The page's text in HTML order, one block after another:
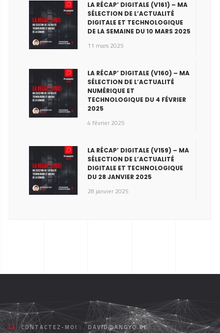
LA RÉCAP’ DIGITALE (V161) – MA
SÉLECTION DE L’ACTUALITÉ
DIGITALE ET TECHNOLOGIQUE
DE LA SEMAINE DU 10 MARS 2025
11 mars 2025
LA RÉCAP’ DIGITALE (V160) – MA
SÉLECTION DE L’ACTUALITÉ
NUMÉRIQUE ET
TECHNOLOGIQUE DU 4 FÉVRIER
2025
4 février 2025
LA RÉCAP’ DIGITALE (V159) – MA
SÉLECTION DE L’ACTUALITÉ
DIGITALE ET TECHNOLOGIQUE
DU 28 JANVIER 2025
28 janvier 2025
CONTACTEZ-MOI : DAVID@ANGYO.BE